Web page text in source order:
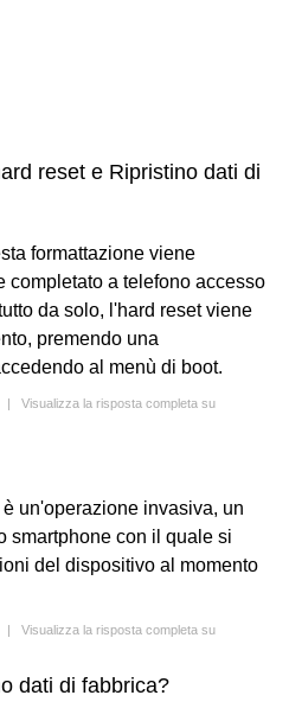
reset e Ripristino dati di
formattazione viene
completato a telefono accesso
da solo, l'hard reset viene
premendo una
al menù di boot.
| Visualizza la risposta completa su
un'operazione invasiva, un
smartphone con il quale si
del dispositivo al momento
| Visualizza la risposta completa su
dati di fabbrica?